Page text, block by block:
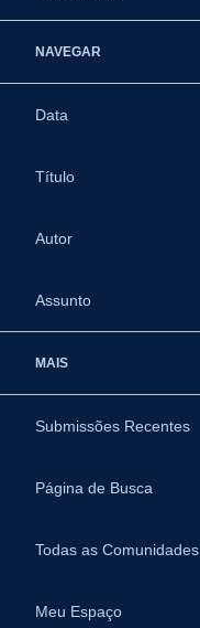
NAVEGAR
Data
Título
Autor
Assunto
MAIS
Submissões Recentes
Página de Busca
Todas as Comunidades
Meu Espaço